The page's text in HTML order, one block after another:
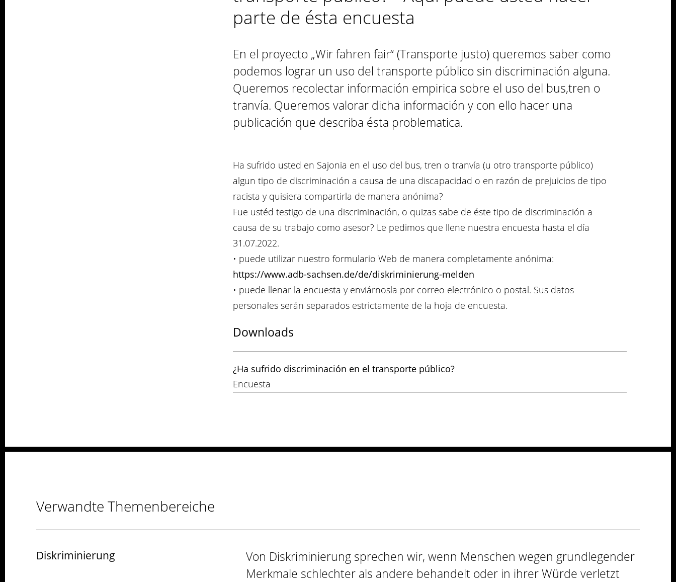
ትግርኛ
parte de ésta encuesta
En el proyecto „Wir fahren fair“ (Transporte justo) queremos saber como
podemos lograr un uso del transporte público sin discriminación alguna.
Queremos recolectar información empirica sobre el uso del bus,tren o
tranvía. Queremos valorar dicha información y con ello hacer una
publicación que describa ésta problematica.
Ha sufrido usted en Sajonia en el uso del bus, tren o tranvía (u otro transporte público)
algun tipo de discriminación a causa de una discapacidad o en razón de prejuicios de tipo
racista y quisiera compartirla de manera anónima?
Fue ustéd testigo de una discriminación, o quizas sabe de éste tipo de discriminación a
causa de su trabajo como asesor? Le pedimos que llene nuestra encuesta hasta el día
31.07.2022.
• puede utilizar nuestro formulario Web de manera completamente anónima:
https://www.adb-sachsen.de/de/diskriminierung-melden
• puede llenar la encuesta y enviárnosla por correo electrónico o postal. Sus datos
personales serán separados estrictamente de la hoja de encuesta.
Downloads
¿Ha sufrido discriminación en el transporte público?
Encuesta
Verwandte Themenbereiche
Diskriminierung
Von Diskriminierung sprechen wir, wenn Menschen wegen grundlegender
Merkmale schlechter als andere behandelt oder in ihrer Würde verletzt